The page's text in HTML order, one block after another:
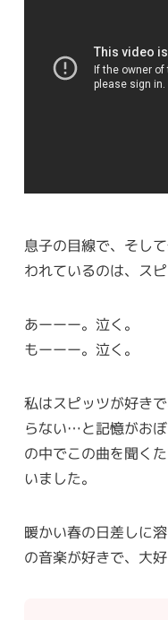
息子の目線で、そし
われているのは、ス
あーーー。泣く。
もーーー。泣く。
私はスピッツが好き
らない…と記憶がお
の中でこの曲を聞く
いました。
暖かい春の日差しに
の音楽が好きで、大好